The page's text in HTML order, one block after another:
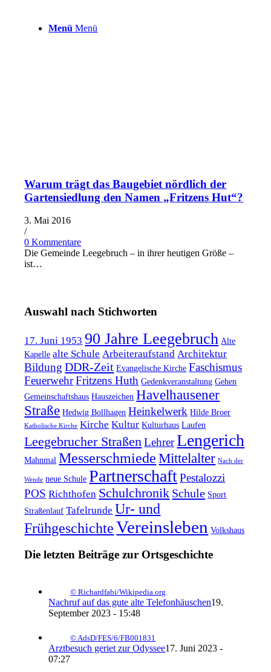
Menü Menü
Warum trägt das Baugebiet nördlich der
Gartensiedlung den Namen „Fritzens Hut“?
3. Mai 2016
/
0 Kommentare
Die Gemeinde Leegebruch – in ihrer heutigen Größe –
ist…
Auswahl nach Stichworten
17. Juni 1953 90 Jahre Leegebruch Alte
Kapelle alte Schule Arbeiteraufstand Architektur
Bildung DDR-Zeit Evangelische Kirche Faschismus
FeuerwehrFritzens Huth Gedenkveranstaltung Gehen
Gemeinschaftshaus Hauszeichen Havelhausener
Straße Hedwig Bollhagen Heinkelwerk Hilde Broer
Katholische Kirche Kirche Kultur Kulturhaus Laufen
Leegebrucher Straßen LehrerLengerich
Mahnmal Messerschmiede Mittelalter Nach der
Wende neue Schule Partnerschaft Pestalozzi
POS Richthofen Schulchronik Schule Sport
Straßenlauf Tafelrunde Ur- und
Frühgeschichte Vereinsleben Volkshaus
Die letzten Beiträge zur Ortsgeschichte
© Richardfabi/Wikipedia.org
Nachruf auf das gute alte Telefonhäuschen19.
September 2023 - 15:48
© AdsD/FES/6/FB001831
Arztbesuch geriet zur Odyssee17. Juni 2023 -
07:27